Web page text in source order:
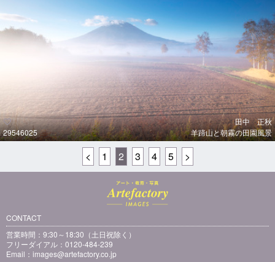
29546025
田中 正秋
羊蹄山と朝霧の田園風景
< 1 2 3 4 5 >
CONTACT
営業時間：9:30～18:30（土日祝除く）
フリーダイアル：0120-484-239
Email： images@artefactory.co.jp